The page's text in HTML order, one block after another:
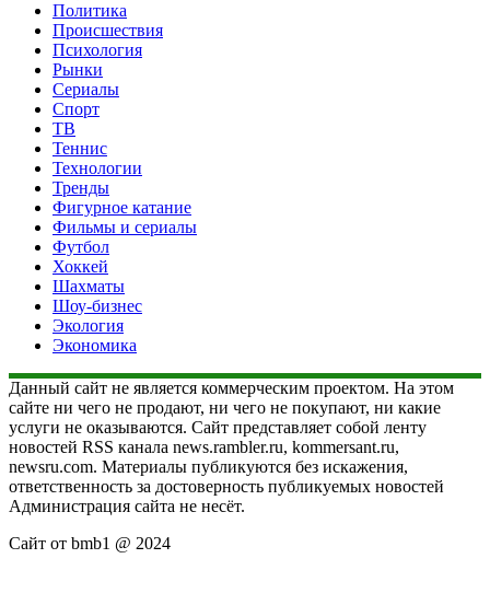
Политика
Происшествия
Психология
Рынки
Сериалы
Спорт
ТВ
Теннис
Технологии
Тренды
Фигурное катание
Фильмы и сериалы
Футбол
Хоккей
Шахматы
Шоу-бизнес
Экология
Экономика
Данный сайт не является коммерческим проектом. На этом
сайте ни чего не продают, ни чего не покупают, ни какие
услуги не оказываются. Сайт представляет собой ленту
новостей RSS канала news.rambler.ru, kommersant.ru,
newsru.com. Материалы публикуются без искажения,
ответственность за достоверность публикуемых новостей
Администрация сайта не несёт.
Сайт от bmb1 @ 2024